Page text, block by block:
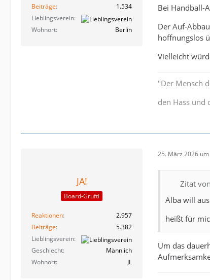
Beiträge
1.534
Lieblingsverein
Wohnort
Berlin
Bei Handball-
Der Auf-
hoffnungslos
Vielleicht
"Der Mensch
den Hass und
JA!
Board-Grufti
Reaktionen
2.957
Beiträge
5.382
Lieblingsverein
Geschlecht
Männlich
Wohnort
JL
25. März 2026
Zitat
Alba will
heißt für
Um das